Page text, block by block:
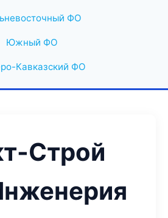
ФО
Южный ФО
Кавказский ФО
Строй